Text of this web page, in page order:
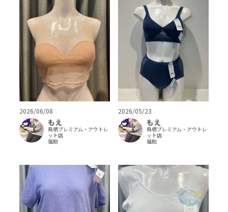
2026/06/08
もえ
鳥栖プレミアム・アウトレ
ット店
福助
2026/05/23
もえ
鳥栖プレミアム・アウトレ
ット店
福助